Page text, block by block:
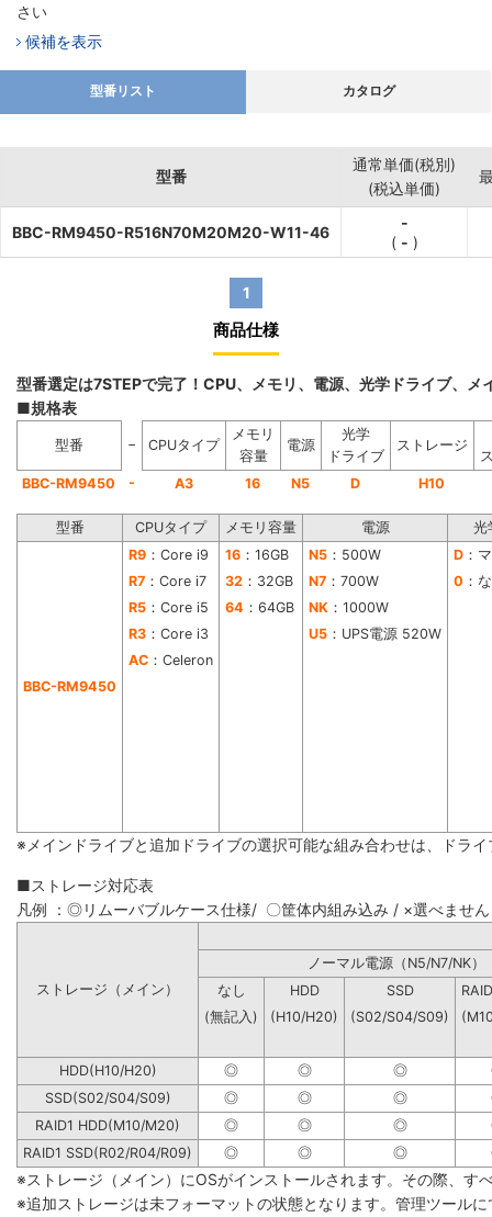
さい
候補を表示
型番リスト カタログ
型番
通常単価(税別)
(税込単価)
BBC-RM9450-R516N70M20M20-W11-46
-
( - )
1
商品仕様
型番選定は7STEPで完了！CPU、メモリ、電源、光学ドライブ、
■規格表
型番 − CPUタイプ
メモリ
容量
電源
光学
ドライブ
ストレージ
BBC-RM9450
- A3 16 N5 D H10
型番 CPUタイプ メモリ容量 電源 光
BBC-RM9450
R9 ：Core i9 16 ：16GB N5 ：500W D ：
R7 ：Core i7 32 ：32GB N7 ：700W 0 ：
R5 ：Core i5 64 ：64GB NK ：1000W
R3 ：Core i3 U5 ：UPS電源 520W
AC ：Celeron
※メインドライブと追加ドライブの選択可能な組み合わせは、ドラ
■ストレージ対応表
凡例 ：◎リムーバブルケース仕様/ 〇筐体内組み込み / ×選べません
ノーマル電源（N5/
ストレージ（メイン）
なし HDD SSD
(無記入)
(H10/H20) (S02/S04/S09)
HDD(H10/H20) ◎ ◎ ◎
SSD(S02/S04/S09)
◎ ◎ ◎
RAID1 HDD(M10/M20)
◎ ◎ ◎
RAID1 SSD(R02/R04/R09)
◎ ◎ ◎
※ストレージ（メイン）にOSがインストールされます。その際、す
※追加ストレージは未フォーマットの状態となります。管理ツール